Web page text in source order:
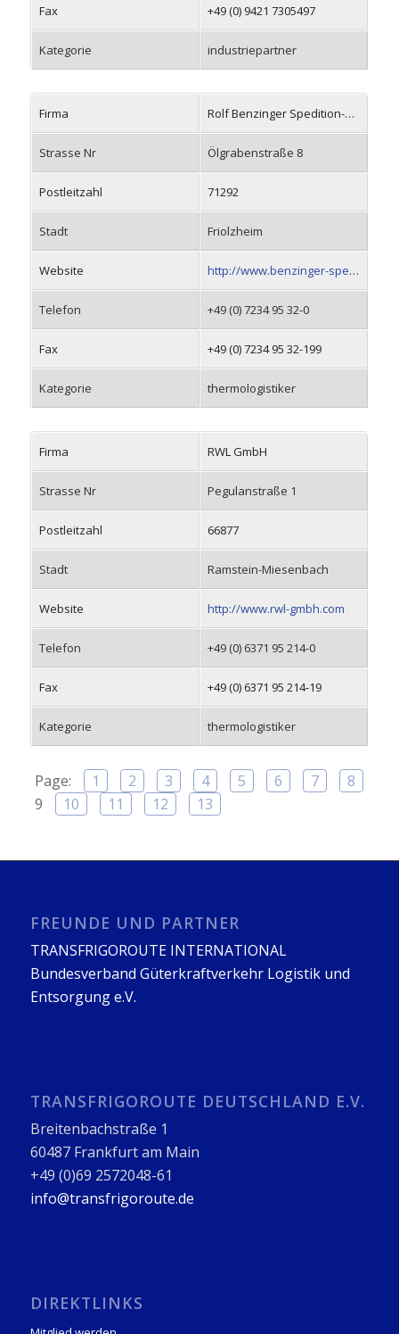
Fax +49 (0) 9421 7305497
Kategorie industriepartner
Firma Rolf Benzinger Spedition-Transporte GmbH
Strasse Nr Ölgrabenstraße 8
Postleitzahl 71292
Stadt Friolzheim
Website http://www.benzinger-spedition.com
Telefon +49 (0) 7234 95 32-0
Fax +49 (0) 7234 95 32-199
Kategorie thermologistiker
Firma RWL GmbH
Strasse Nr Pegulanstraße 1
Postleitzahl 66877
Stadt Ramstein-Miesenbach
Website http://www.rwl-gmbh.com
Telefon +49 (0) 6371 95 214-0
Fax +49 (0) 6371 95 214-19
Kategorie thermologistiker
Page: 1 2 3 4 5 6 7
8
9
10 11 12 13
FREUNDE UND PARTNER
TRANSFRIGOROUTE INTERNATIONAL
Bundesverband Güterkraftverkehr Logistik und
Entsorgung e.V.
TRANSFRIGOROUTE DEUTSCHLAND E.V.
Breitenbachstraße 1
60487 Frankfurt am Main
+49 (0)69 2572048-61
info@transfrigoroute.de
DIREKTLINKS